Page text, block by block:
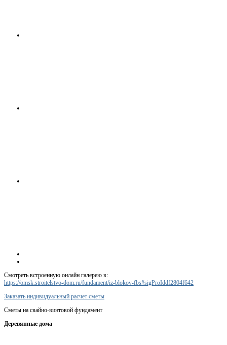
Смотреть встроенную онлайн галерею в:
https://omsk.stroitelstvo-dom.ru/fundament/iz-blokov-fbs#sigProIddf2804f642
Заказать индивидуальный расчет сметы
Сметы на свайно-винтовой фундамент
Деревянные дома